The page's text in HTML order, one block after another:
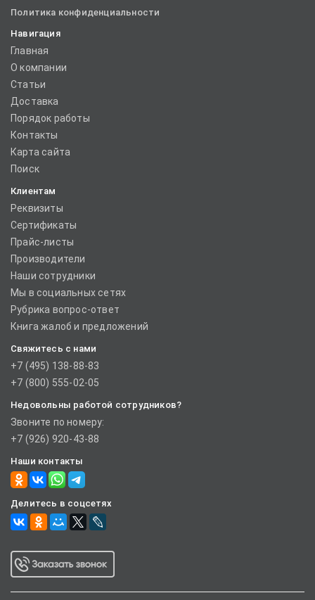
Политика конфиденциальности
Навигация
Главная
О компании
Статьи
Доставка
Порядок работы
Контакты
Карта сайта
Поиск
Клиентам
Реквизиты
Сертификаты
Прайс-листы
Производители
Наши сотрудники
Мы в социальных сетях
Рубрика вопрос-ответ
Книга жалоб и предложений
Свяжитесь с нами
+7 (495) 138-88-83
+7 (800) 555-02-05
Недовольны работой сотрудников?
Звоните по номеру:
+7 (926) 920-43-88
Наши контакты
Делитесь в соцсетях